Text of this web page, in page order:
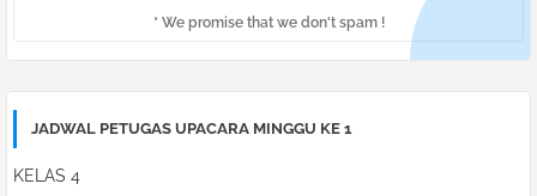
* We promise that we don't spam !
JADWAL PETUGAS UPACARA MINGGU KE 1
KELAS 4